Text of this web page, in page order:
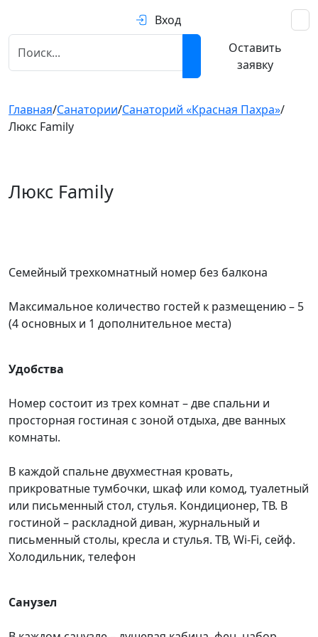
Вход
Оставить
заявку
Главная/Санатории/Санаторий «Красная Пахра»/
Люкс Family
Люкс Family
Семейный трехкомнатный номер без балкона
Максимальное количество гостей к размещению – 5
(4 основных и 1 дополнительное места)
Удобства
Номер состоит из трех комнат – две спальни и
просторная гостиная с зоной отдыха, две ванных
комнаты.
В каждой спальне двухместная кровать,
прикроватные тумбочки, шкаф или комод, туалетный
или письменный стол, стулья. Кондиционер, ТВ. В
гостиной – раскладной диван, журнальный и
письменный столы, кресла и стулья. ТВ, Wi-Fi, сейф.
Холодильник, телефон
Санузел